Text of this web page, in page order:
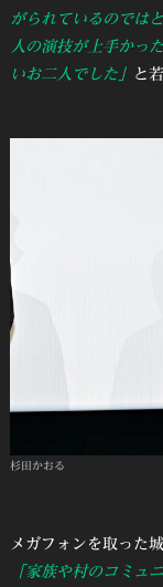
がられているのでは
人の演技が上手かっ
いお二人でした」 と
杉田かおる
メガフォンを取った
「家族や村のコミュ